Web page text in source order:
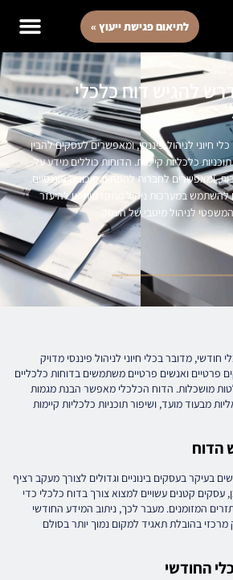
לתיאום פגישת ייעוץ »
להגיש דוח כלכלי
חיוני לניהול פיננסי, ומאפשרים לעסקים להבין
כלכליות קיימות. הדוחות כוללים מידע על
ומאפשרים לחברות להפחית סיכונים פיננסיים.
להשתמש במערכות ניהול מתקדמות או להיעזר
לניהול מיטבי של העסק.
מדובר בכלי חיוני לניהול פיננסי מדויק
פרטיים ואנשים פרטיים משתמשים בדוחות כלכליים
מושכלות. הדוח הכלכלי מאפשר הבנת מגמות
מבעוד מועד, ושיפור תוכניות כלכליות קיימות
הדוח
בעיקר בעסקים בינוניים וגדולים לצורך מעקב רציף
עסקים קטנים עשויים למצוא צורך בדוח כלכלי כדי
המזומנים. מעבר לכך, ניתוב המידע החודשי
בהובלת תאגיד למקום נמוך יותר בסולם
החודשי